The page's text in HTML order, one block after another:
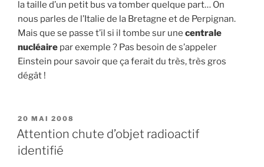
la taille d’un petit bus va tomber quelque part… On
nous parles de l’Italie de la Bretagne et de Perpignan.
Mais que se passe t’il si il tombe sur une centrale
nucléaire par exemple ? Pas besoin de s’appeler
Einstein pour savoir que ça ferait du très, très gros
dégât !
PUBLIÉ
LE
20 MAI 2008
Attention chute d’objet radioactif
identifié